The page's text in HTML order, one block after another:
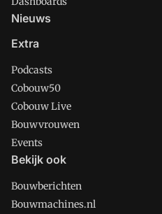
Nieuws
Extra
Podcasts
Cobouw50
Cobouw Live
Bouwvrouwen
Events
Bekijk ook
Bouwberichten
Bouwmachines.nl